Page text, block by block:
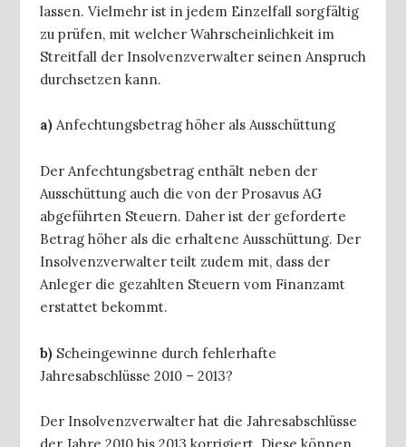
lassen. Vielmehr ist in jedem Einzelfall sorgfältig
zu prüfen, mit welcher Wahrscheinlichkeit im
Streitfall der Insolvenzverwalter seinen Anspruch
durchsetzen kann.
a) Anfechtungsbetrag höher als Ausschüttung
Der Anfechtungsbetrag enthält neben der
Ausschüttung auch die von der Prosavus AG
abgeführten Steuern. Daher ist der geforderte
Betrag höher als die erhaltene Ausschüttung. Der
Insolvenzverwalter teilt zudem mit, dass der
Anleger die gezahlten Steuern vom Finanzamt
erstattet bekommt.
b) Scheingewinne durch fehlerhafte
Jahresabschlüsse 2010 – 2013?
Der Insolvenzverwalter hat die Jahresabschlüsse